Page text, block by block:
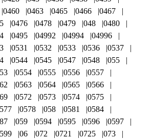
0460 0463 0465 0466
0467
0476 0478 0479 048
0480
0495 04992 04994
04996
0531 0532 0533 0536
0537
0544 0545 0547 0548
055
0554 0555 0556
0557
0563 0564 0565
0566
0572 0573 0574
0575
0578 058 0581
0584
059 0594 0595 0596
0597
06 072 0721 0725
073